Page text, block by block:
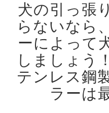
犬の引っ張
らないなら
ーによって
しましょう！
テンレス鋼
ラーは